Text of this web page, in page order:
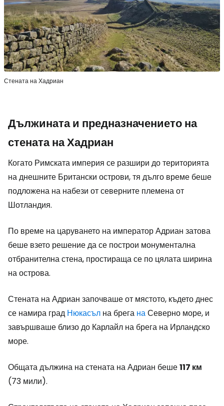
Стената на Хадриан
Дължината и предназначението на
стената на Хадриан
Когато Римската империя се разшири до територията
на днешните Британски острови, тя дълго време беше
подложена на набези от северните племена от
Шотландия.
По време на царуването на император Адриан затова
беше взето решение да се построи монументална
отбранителна стена, простираща се по цялата ширина
на острова.
Стената на Адриан започваше от мястото, където днес
се намира град Нюкасъл на брега наСеверно море, и
завършваше близо до Карлайл на брега на Ирландско
море.
Общата дължина на стената на Адриан беше117 км
(73 мили).